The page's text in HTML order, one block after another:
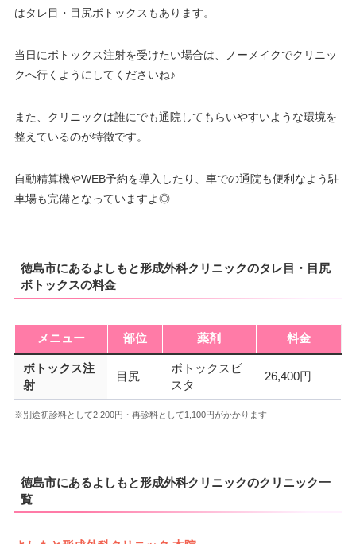
はタレ目・目尻ボトックスもあります。
当日にボトックス注射を受けたい場合は、ノーメイクでクリニッ
クへ行くようにしてくださいね♪
また、クリニックは誰にでも通院してもらいやすいような環境を
整えているのが特徴です。
自動精算機やWEB予約を導入したり、車での通院も便利なよう駐
車場も完備となっていますよ◎
徳島市にあるよしもと形成外科クリニックのタレ目・目尻
ボトックスの料金
メニュー 部位 薬剤 料金
ボトックス注
射
目尻
ボトックスビ
スタ
26,400円
※別途初診料として2,200円・再診料として1,100円がかかります
徳島市にあるよしもと形成外科クリニックのクリニック一
覧